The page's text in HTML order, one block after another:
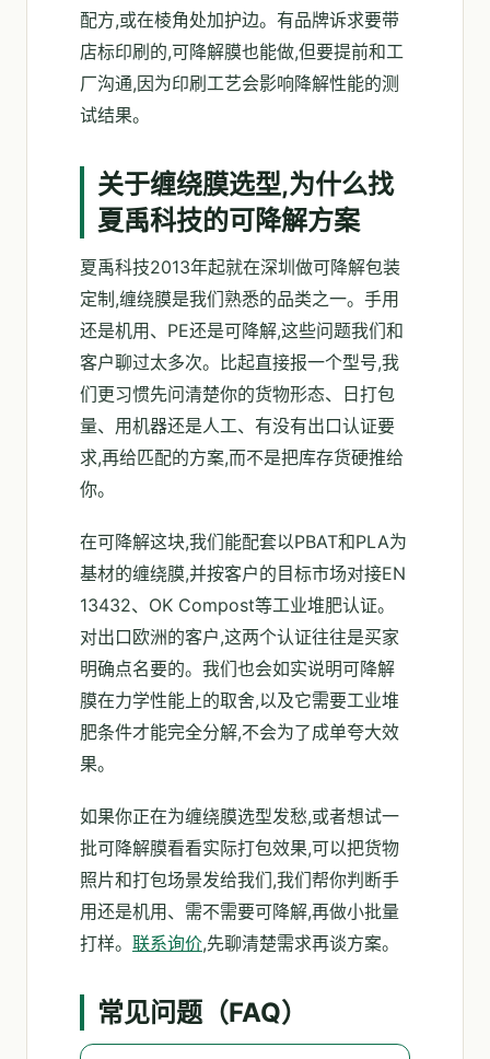
配方,或在棱角处加护边。有品牌诉求要带
店标印刷的,可降解膜也能做,但要提前和工
厂沟通,因为印刷工艺会影响降解性能的测
试结果。
关于缠绕膜选型,为什么找
夏禹科技的可降解方案
夏禹科技2013年起就在深圳做可降解包装
定制,缠绕膜是我们熟悉的品类之一。手用
还是机用、PE还是可降解,这些问题我们和
客户聊过太多次。比起直接报一个型号,我
们更习惯先问清楚你的货物形态、日打包
量、用机器还是人工、有没有出口认证要
求,再给匹配的方案,而不是把库存货硬推给
你。
在可降解这块,我们能配套以PBAT和PLA为
基材的缠绕膜,并按客户的目标市场对接EN
13432、OK Compost等工业堆肥认证。
对出口欧洲的客户,这两个认证往往是买家
明确点名要的。我们也会如实说明可降解
膜在力学性能上的取舍,以及它需要工业堆
肥条件才能完全分解,不会为了成单夸大效
果。
如果你正在为缠绕膜选型发愁,或者想试一
批可降解膜看看实际打包效果,可以把货物
照片和打包场景发给我们,我们帮你判断手
用还是机用、需不需要可降解,再做小批量
打样。 联系询价,先聊清楚需求再谈方案。
常见问题（FAQ）